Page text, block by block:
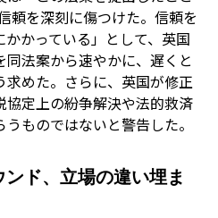
頼を深刻に傷つけた。信頼を
かっている」として、英国
法案から速やかに、遅くと
めた。さらに、英国が修正
協定上の紛争解決や法的救済
ものではないと警告した。
ド、立場の違い埋ま